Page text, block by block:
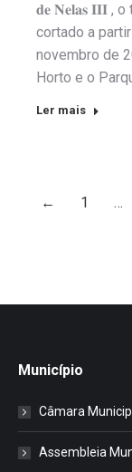
𝐝𝐞 𝐍𝐞𝐥𝐚𝐬 𝐈𝐈𝐈 ,
cortado a
novembro de
Horto e o
Ler mais
← 1 …
Município
Câmara
Assembleia